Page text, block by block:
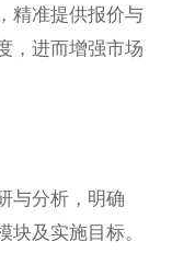
精准提供报价与
，进而增强市场
与分析，明确
块及实施目标。